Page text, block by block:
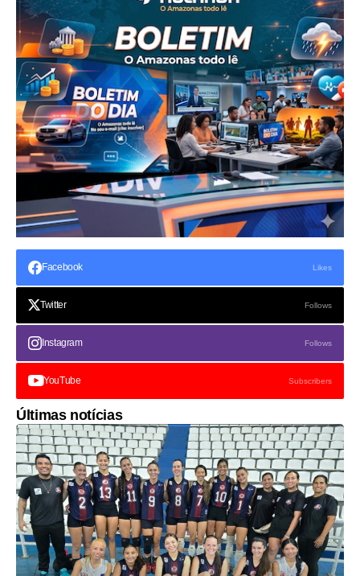
Facebook Likes
Twitter Follows
Instagram Follows
YouTube Subscribers
Últimas notícias